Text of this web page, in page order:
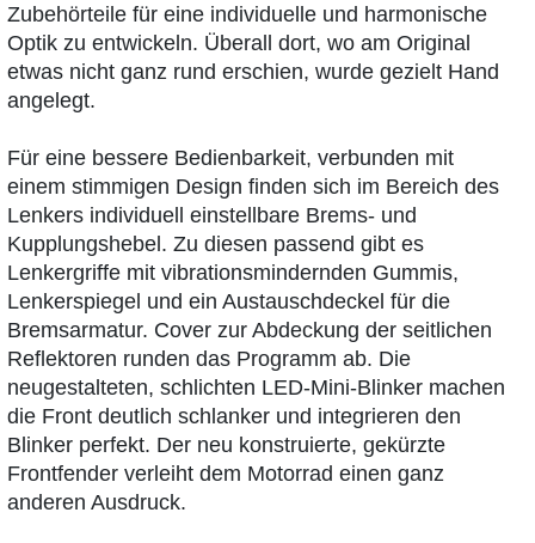
Zubehörteile für eine individuelle und harmonische
Optik zu entwickeln. Überall dort, wo am Original
etwas nicht ganz rund erschien, wurde gezielt Hand
angelegt.
Für eine bessere Bedienbarkeit, verbunden mit
einem stimmigen Design finden sich im Bereich des
Lenkers individuell einstellbare Brems- und
Kupplungshebel. Zu diesen passend gibt es
Lenkergriffe mit vibrationsmindernden Gummis,
Lenkerspiegel und ein Austauschdeckel für die
Bremsarmatur. Cover zur Abdeckung der seitlichen
Reflektoren runden das Programm ab. Die
neugestalteten, schlichten LED-Mini-Blinker machen
die Front deutlich schlanker und integrieren den
Blinker perfekt. Der neu konstruierte, gekürzte
Frontfender verleiht dem Motorrad einen ganz
anderen Ausdruck.